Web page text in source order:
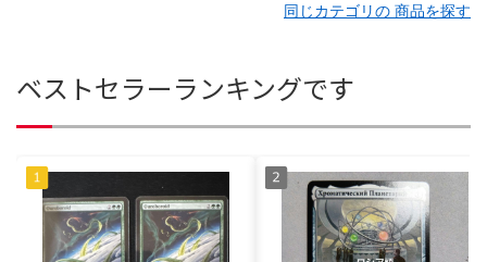
同じカテゴリの 商品を探す
ベストセラーランキングです